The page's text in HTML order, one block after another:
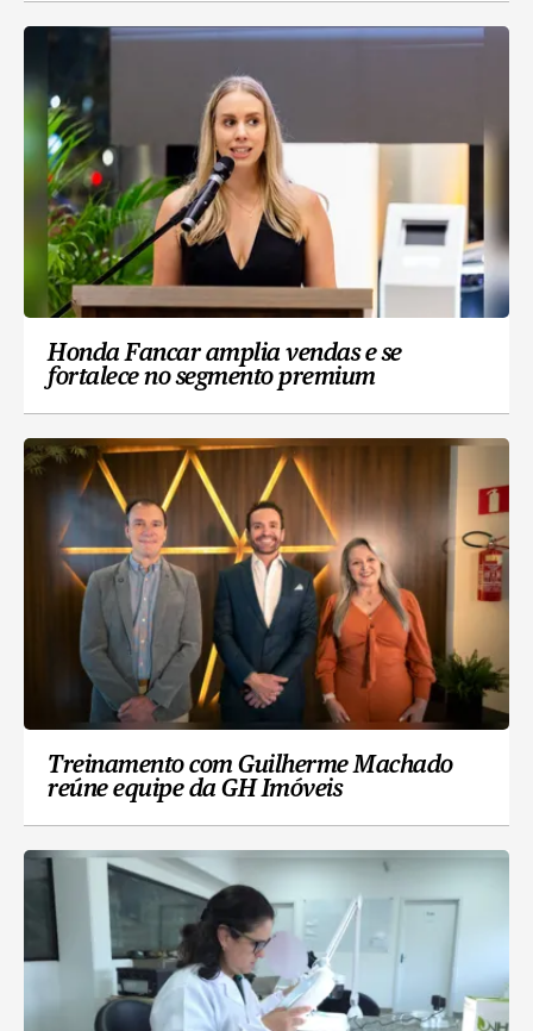
Honda Fancar amplia vendas e se
fortalece no segmento premium
Treinamento com Guilherme Machado
reúne equipe da GH Imóveis